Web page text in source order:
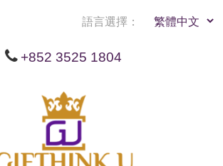
+852 3525 1804
語言選擇：